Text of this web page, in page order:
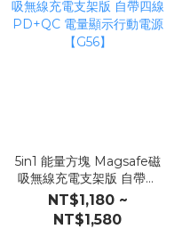
5in1 能量方塊 Magsafe磁
吸無線充電支架版 自帶四
線 PD+QC 電量顯示行動
電源【G56】
NT$1,180 ~
NT$1,580